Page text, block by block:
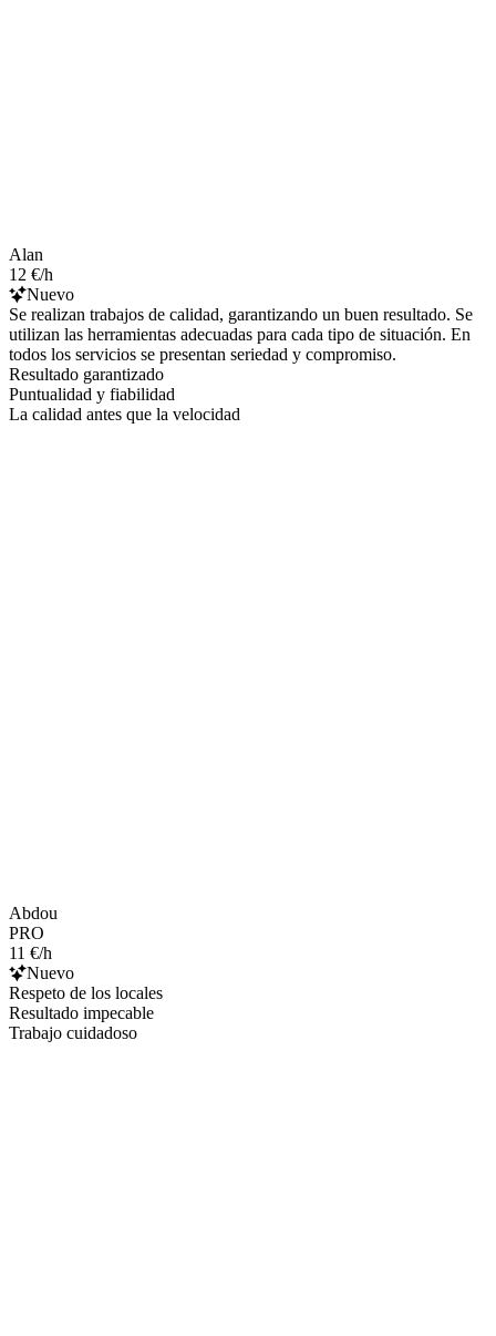
Alan
12 €/h
Nuevo
Se realizan trabajos de calidad, garantizando un buen resultado. Se
utilizan las herramientas adecuadas para cada tipo de situación. En
todos los servicios se presentan seriedad y compromiso.
Resultado garantizado
Puntualidad y fiabilidad
La calidad antes que la velocidad
Abdou
PRO
11 €/h
Nuevo
Respeto de los locales
Resultado impecable
Trabajo cuidadoso